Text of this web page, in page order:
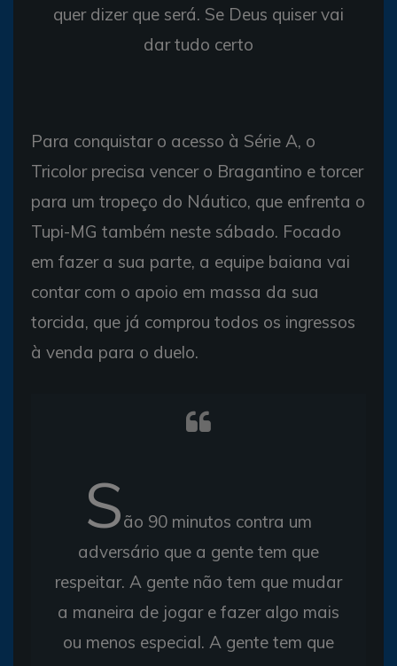
quer dizer que será. Se Deus quiser vai
dar tudo certo
Para conquistar o acesso à Série A, o
Tricolor precisa vencer o Bragantino e torcer
para um tropeço do Náutico, que enfrenta o
Tupi-MG também neste sábado. Focado
em fazer a sua parte, a equipe baiana vai
contar com o apoio em massa da sua
torcida, que já comprou todos os ingressos
à venda para o duelo.
São 90 minutos contra um
adversário que a gente tem que
respeitar. A gente não tem que mudar
a maneira de jogar e fazer algo mais
ou menos especial. A gente tem que